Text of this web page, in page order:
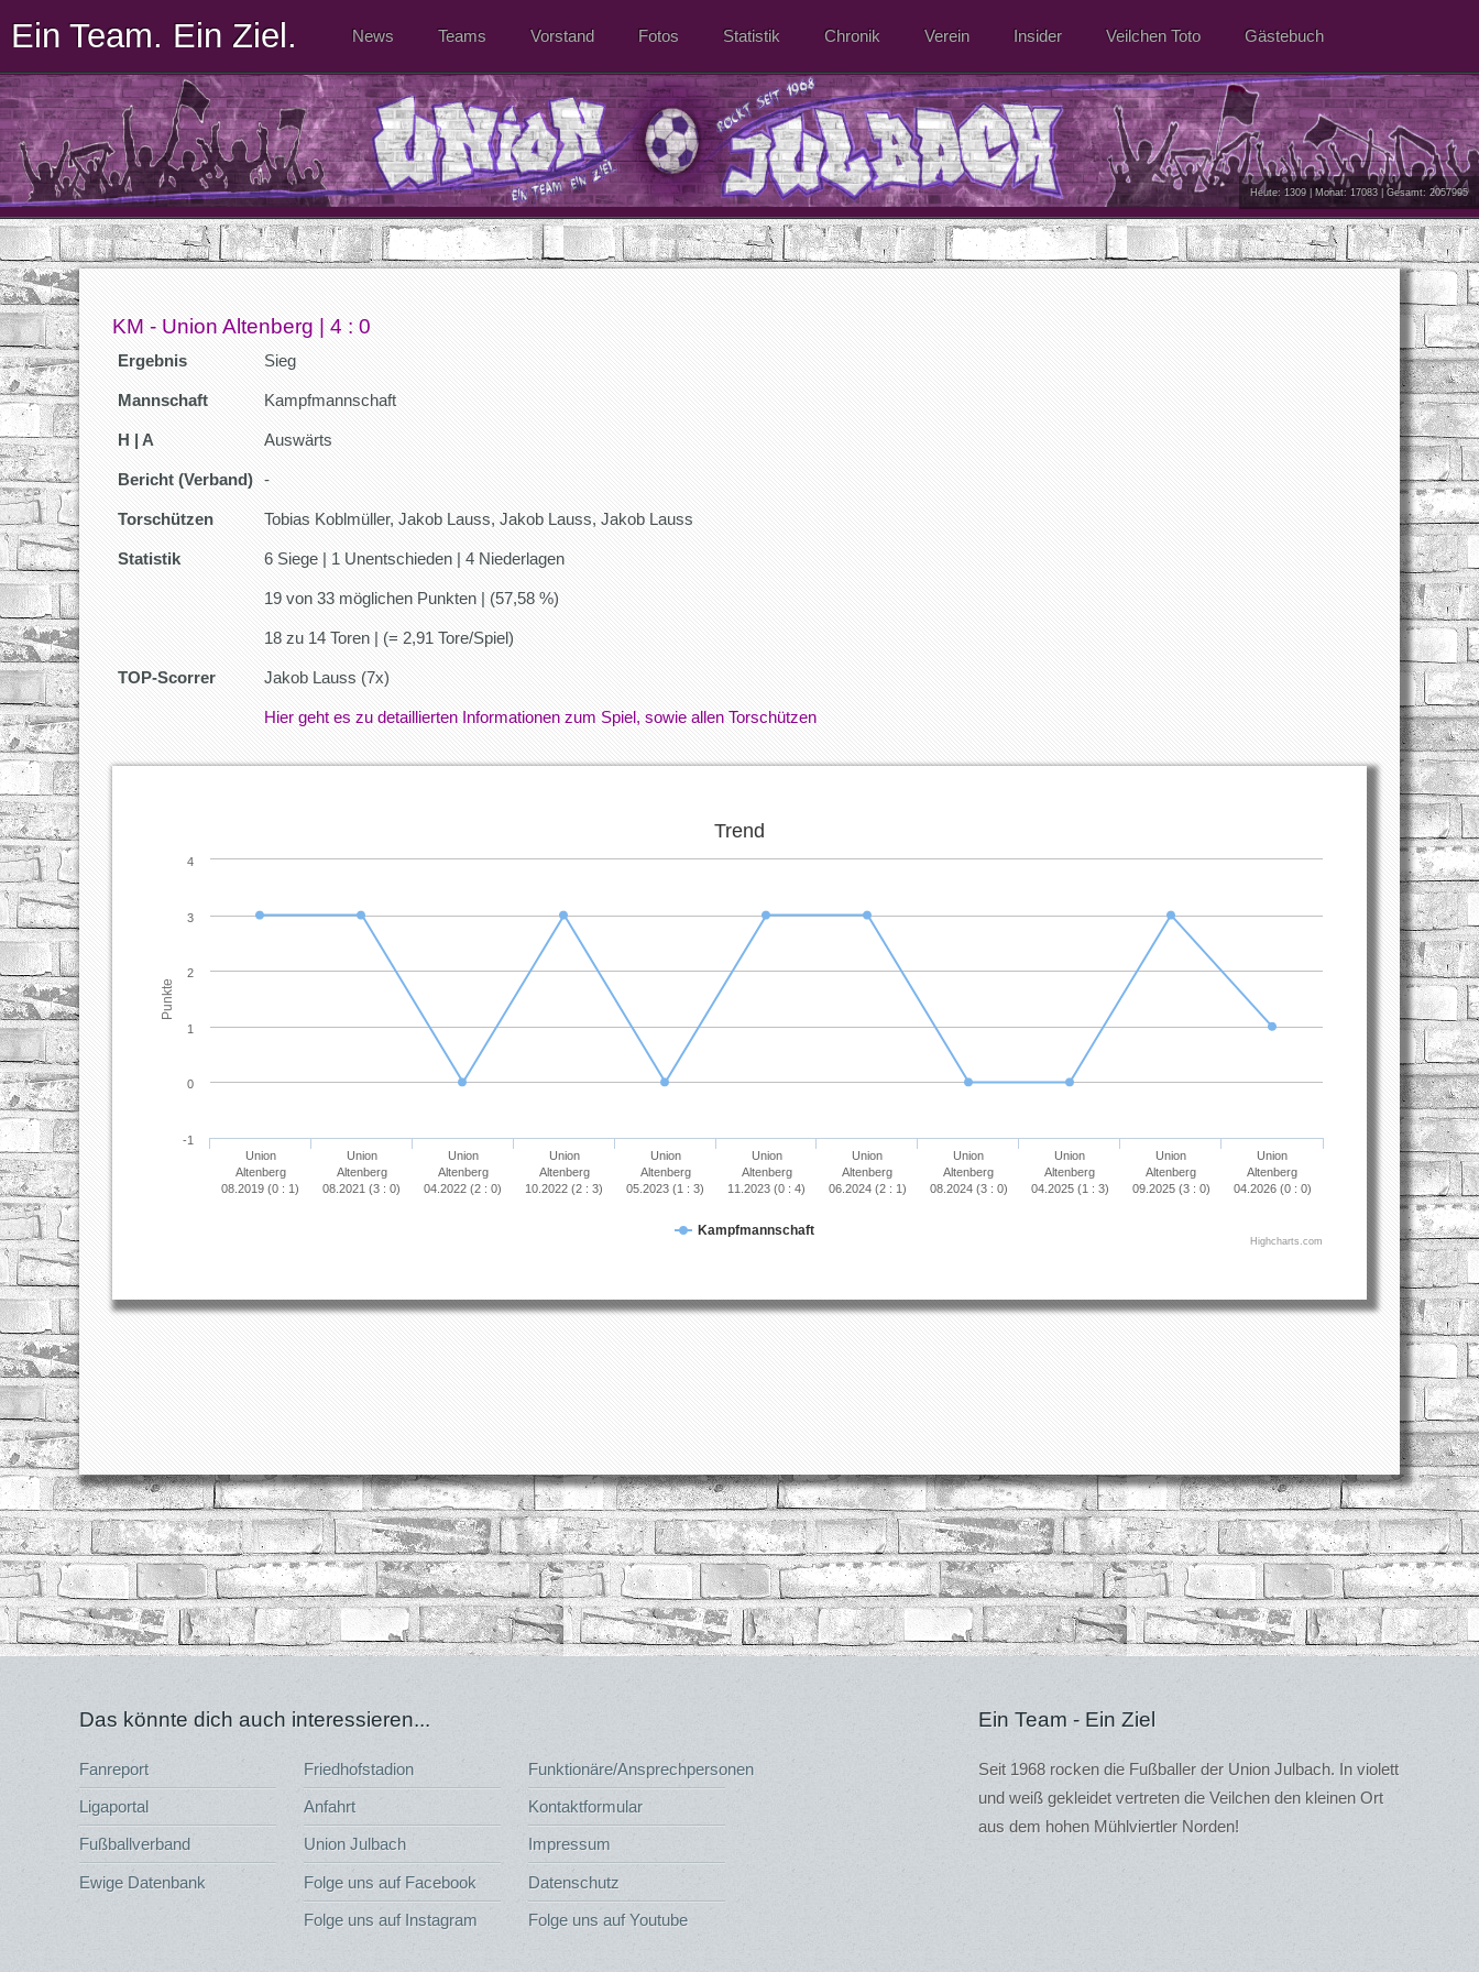
Ein Team. Ein Ziel. News Teams Vorstand Fotos Statistik Chronik Verein Insider Veilchen Toto Gästebuch
Heute: 1309 | Monat: 17083 | Gesamt: 2057995
KM - Union Altenberg | 4 : 0
Ergebnis Sieg
Mannschaft Kampfmannschaft
H | A Auswärts
Bericht (Verband) -
Torschützen Tobias Koblmüller, Jakob Lauss, Jakob Lauss, Jakob Lauss
Statistik 6 Siege | 1 Unentschieden | 4 Niederlagen
19 von 33 möglichen Punkten | (57,58 %)
18 zu 14 Toren | (= 2,91 Tore/Spiel)
TOP-Scorrer Jakob Lauss (7x)
Hier geht es zu detaillierten Informationen zum Spiel, sowie allen Torschützen
Punkte
Trend
Kampfmannschaft
Union
Altenberg
08.2019 (0 : 1)
Union
Altenberg
08.2021 (3 : 0)
Union
Altenberg
04.2022 (2 : 0)
Union
Altenberg
10.2022 (2 : 3)
Union
Altenberg
05.2023 (1 : 3)
Union
Altenberg
11.2023 (0 : 4)
Union
Altenberg
06.2024 (2 : 1)
Union
Altenberg
08.2024 (3 : 0)
Union
Altenberg
04.2025 (1 : 3)
Union
Altenberg
09.2025 (3 : 0)
Union
Altenberg
04.2026 (0 : 0)
0
1
2
3
-1
4
Highcharts.com
Das könnte dich auch interessieren...
Fanreport
Ligaportal
Fußballverband
Ewige Datenbank
Friedhofstadion
Anfahrt
Union Julbach
Folge uns auf Facebook
Folge uns auf Instagram
Funktionäre/Ansprechpersonen
Kontaktformular
Impressum
Datenschutz
Folge uns auf Youtube
Ein Team - Ein Ziel
Seit 1968 rocken die Fußballer der Union Julbach. In violett
und weiß gekleidet vertreten die Veilchen den kleinen Ort
aus dem hohen Mühlviertler Norden!